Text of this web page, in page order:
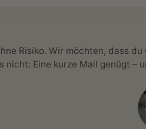
Risiko. Wir möchten, dass
nicht: Eine kurze Mail genügt –